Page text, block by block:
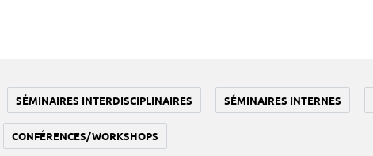
SÉMINAIRES INTERDISCIPLINAIRES SÉMINAIRES INTERNES
CONFÉRENCES/WORKSHOPS